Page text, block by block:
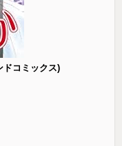
コミックス)